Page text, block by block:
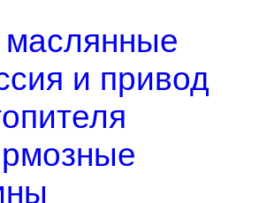
и привод